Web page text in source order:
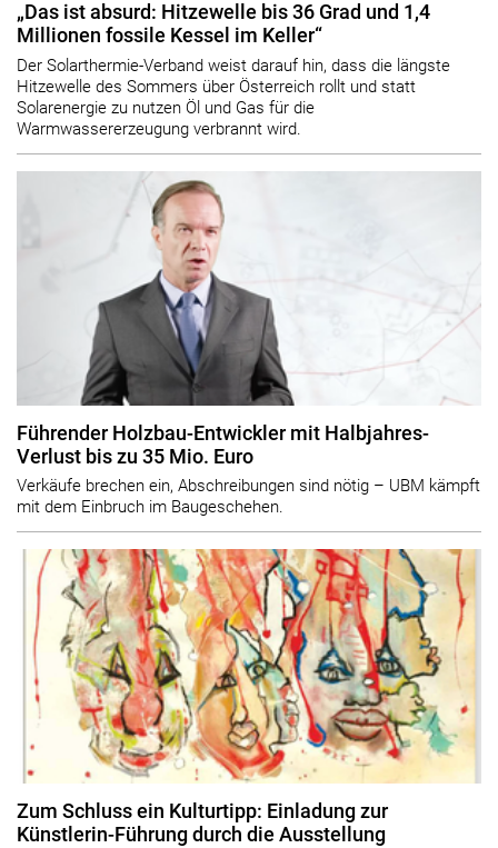
„Das ist absurd: Hitzewelle bis 36 Grad und 1,4
Millionen fossile Kessel im Keller“
Der Solarthermie-Verband weist darauf hin, dass die längste
Hitzewelle des Sommers über Österreich rollt und statt
Solarenergie zu nutzen Öl und Gas für die
Warmwassererzeugung verbrannt wird.
Führender Holzbau-Entwickler mit Halbjahres-
Verlust bis zu 35 Mio. Euro
Verkäufe brechen ein, Abschreibungen sind nötig – UBM kämpft
mit dem Einbruch im Baugeschehen.
Zum Schluss ein Kulturtipp: Einladung zur
Künstlerin-Führung durch die Ausstellung